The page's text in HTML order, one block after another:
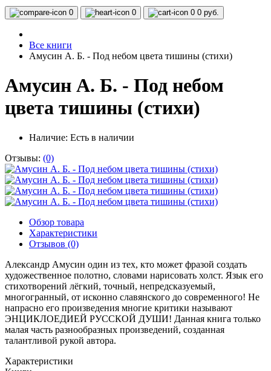
0 0 0 0 руб.
Все книги
Амусин А. Б. - Под небом цвета тишины (стихи)
Амусин А. Б. - Под небом
цвета тишины (стихи)
Наличие: Есть в наличии
Отзывы: (0)
Обзор товара
Характеристики
Отзывов (0)
Александр Амусин один из тех, кто может фразой создать
художественное полотно, словами нарисовать холст. Язык его
стихотворений лёгкий, точный, непредсказуемый,
многогранный, от исконно славянского до современного! Не
напрасно его произведения многие критики называют
ЭНЦИКЛОЕДИЕЙ РУССКОЙ ДУШИ! Данная книга только
малая часть разнообразных произведений, созданная
талантливой рукой автора.
Характеристики